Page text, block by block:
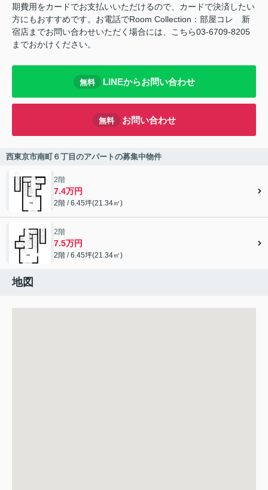
期費用をカードでお支払いいただけるので、カードで決済したい
方にもおすすめです。お電話でRoom Collection：部屋コレ 新
宿店までお問い合わせいただく場合には、こちら03-6709-8205
までおかけください。
無料 LINEからお問い合わせ
無料 お問い合わせ
西東京市南町６丁目のアパートの募集中物件
2階
7.4万円
2階 / 6.45坪(21.34㎡)
2階
7.5万円
2階 / 6.45坪(21.34㎡)
地図